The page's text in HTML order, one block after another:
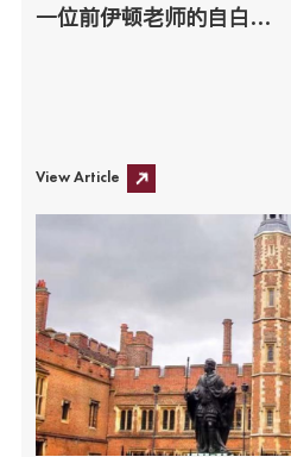
一位前伊顿老师的自白…
View Article